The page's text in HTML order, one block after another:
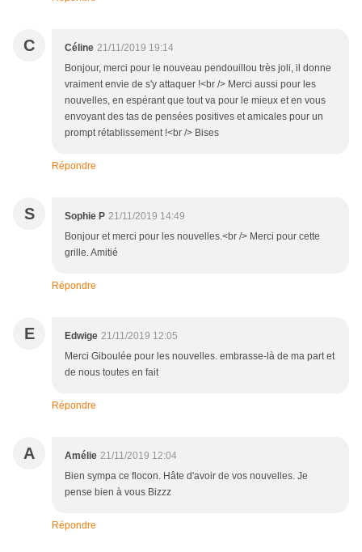
C Céline 21/11/2019 19:14
Bonjour, merci pour le nouveau pendouillou très joli, il donne
vraiment envie de s'y attaquer !<br /> Merci aussi pour les
nouvelles, en espérant que tout va pour le mieux et en vous
envoyant des tas de pensées positives et amicales pour un
prompt rétablissement !<br /> Bises
Répondre
S Sophie P 21/11/2019 14:49
Bonjour et merci pour les nouvelles.<br /> Merci pour cette
grille. Amitié
Répondre
E Edwige 21/11/2019 12:05
Merci Giboulée pour les nouvelles. embrasse-là de ma part et
de nous toutes en fait
Répondre
A Amélie 21/11/2019 12:04
Bien sympa ce flocon. Hâte d'avoir de vos nouvelles. Je
pense bien à vous Bizzz
Répondre